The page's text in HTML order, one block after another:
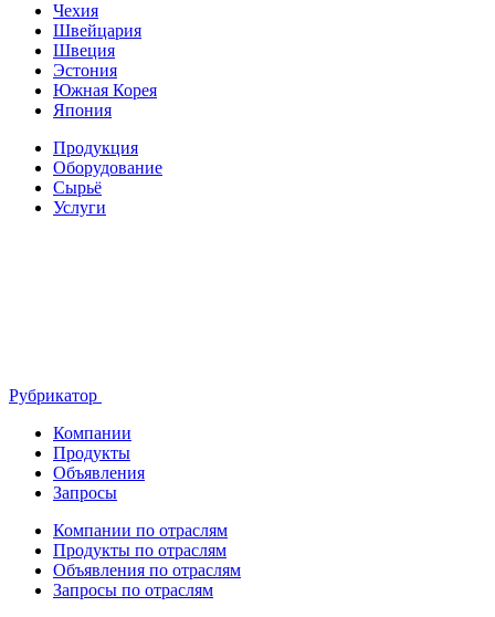
Чехия
Швейцария
Швеция
Эстония
Южная Корея
Япония
Продукция
Оборудование
Сырьё
Услуги
Рубрикатор
Компании
Продукты
Объявления
Запросы
Компании по отраслям
Продукты по отраслям
Объявления по отраслям
Запросы по отраслям